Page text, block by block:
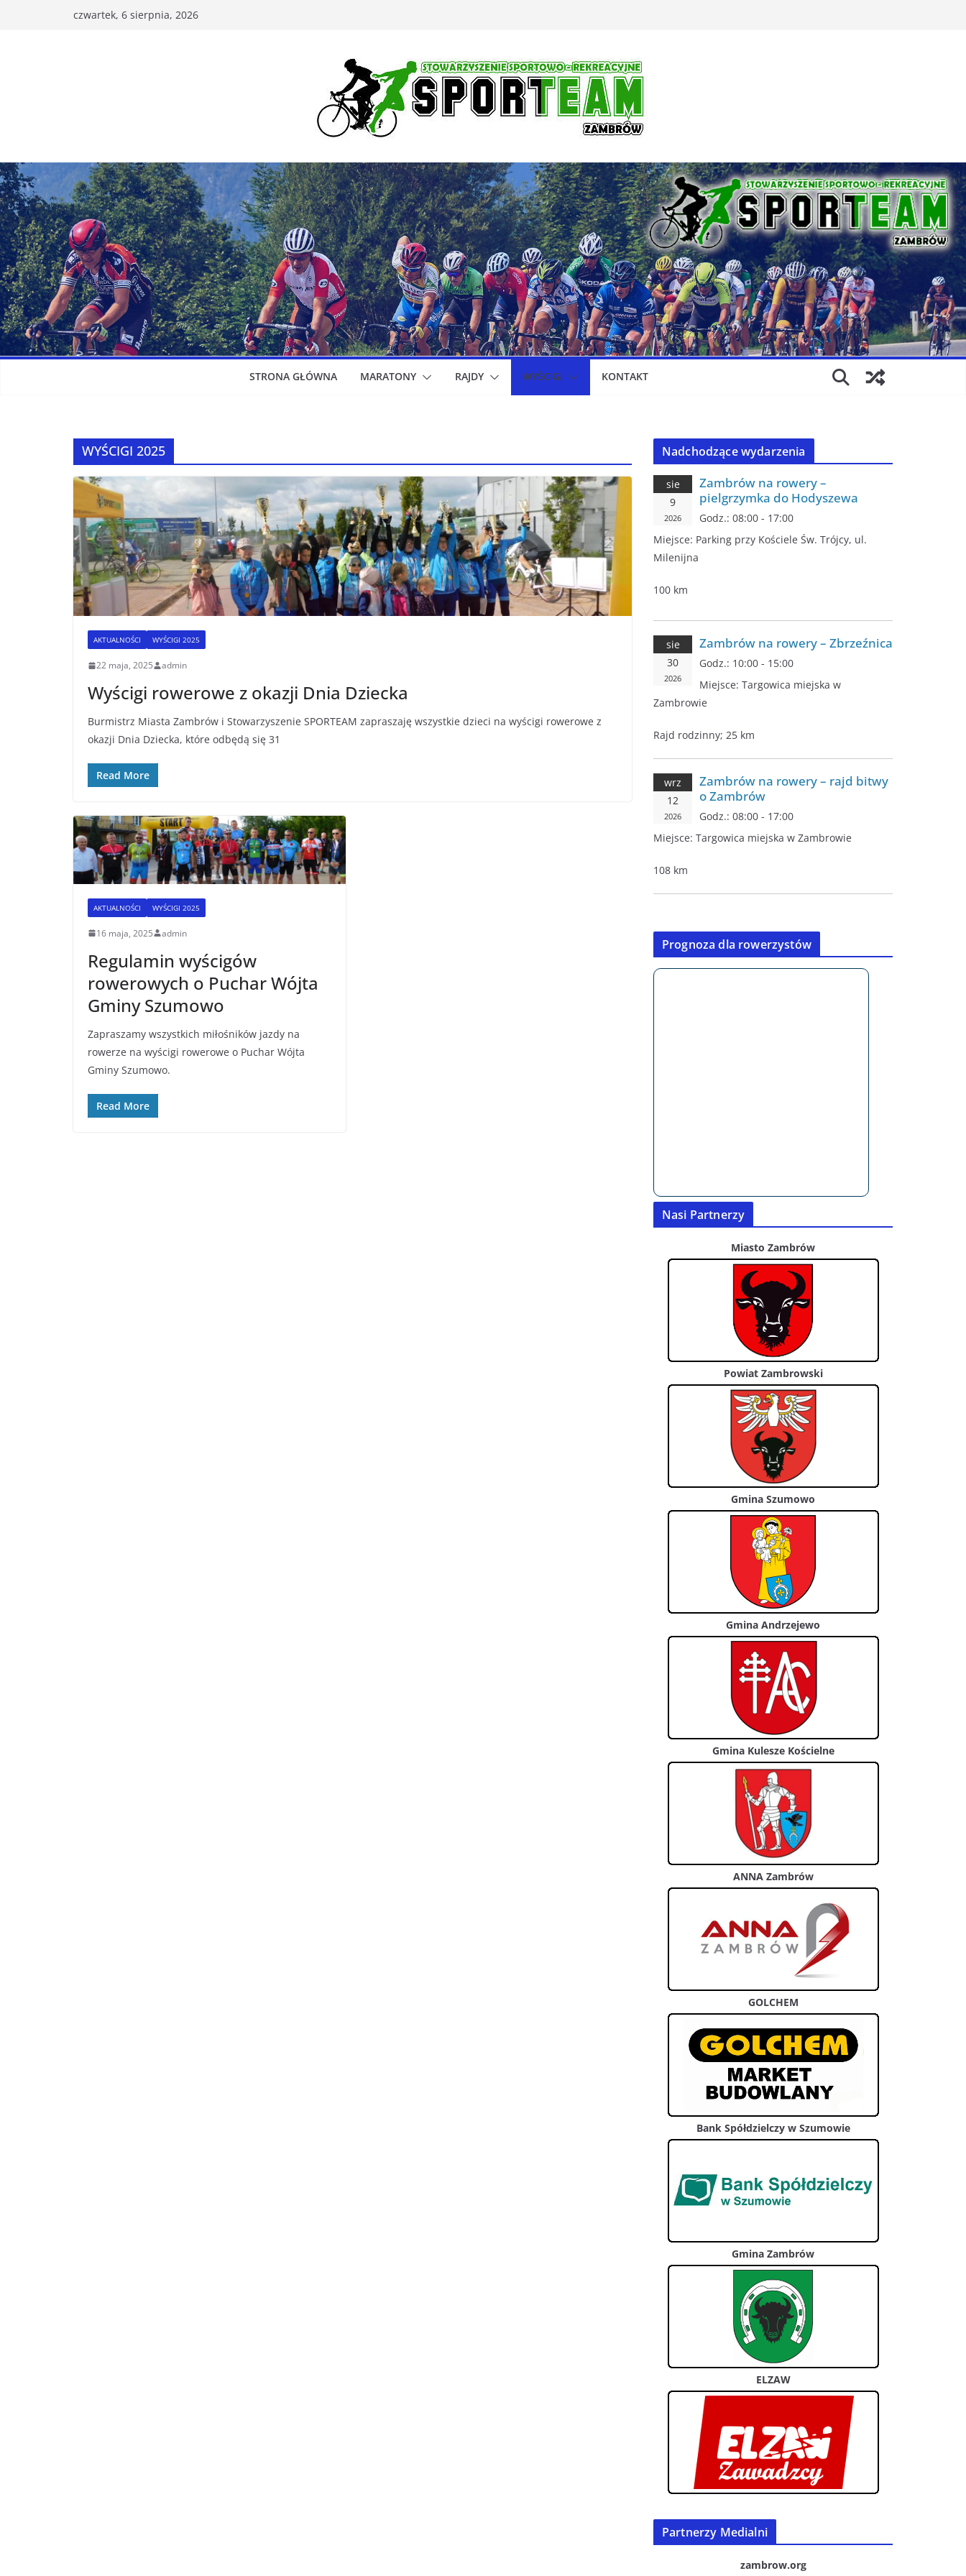
czwartek, 6 sierpnia, 2026
STRONA GŁÓWNA MARATONY RAJDY WYŚCIGI KONTAKT
WYŚCIGI 2025
AKTUALNOŚCI WYŚCIGI 2025
22 maja, 2025 admin
Wyścigi rowerowe z okazji Dnia Dziecka
Burmistrz Miasta Zambrów i Stowarzyszenie SPORTEAM zapraszaję wszystkie dzieci na wyścigi rowerowe z
okazji Dnia Dziecka, które odbędą się 31
Read More
AKTUALNOŚCI WYŚCIGI 2025
16 maja, 2025 admin
Regulamin wyścigów
rowerowych o Puchar Wójta
Gminy Szumowo
Zapraszamy wszystkich miłośników jazdy na
rowerze na wyścigi rowerowe o Puchar Wójta
Gminy Szumowo.
Read More
Nadchodzące wydarzenia
sie
9
2026
Zambrów na rowery –
pielgrzymka do Hodyszewa
Godz.: 08:00 - 17:00
Miejsce: Parking przy Kościele Św. Trójcy, ul.
Milenijna
100 km
sie
30
2026
Zambrów na rowery – Zbrzeźnica
Godz.: 10:00 - 15:00
Miejsce: Targowica miejska w
Zambrowie
Rajd rodzinny; 25 km
wrz
12
2026
Zambrów na rowery – rajd bitwy
o Zambrów
Godz.: 08:00 - 17:00
Miejsce: Targowica miejska w Zambrowie
108 km
Prognoza dla rowerzystów
Nasi Partnerzy
Miasto Zambrów
Powiat Zambrowski
Gmina Szumowo
Gmina Andrzejewo
Gmina Kulesze Kościelne
ANNA Zambrów
GOLCHEM
Bank Spółdzielczy w Szumowie
Gmina Zambrów
ELZAW
Partnerzy Medialni
zambrow.org